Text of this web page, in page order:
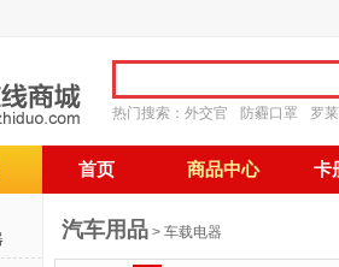
热门搜索： 外交官 防霾口罩 罗莱
首页 商品中心 卡
汽车用品 > 车载电器